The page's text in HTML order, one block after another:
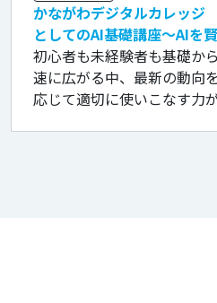
かながわデジタルカレッジ
としてのAI基礎講座〜AIを
ための基礎知識〜」のお知
初心者も未経験者も基礎
速に広がる中、最新の動向
応じて適切に使いこなす力